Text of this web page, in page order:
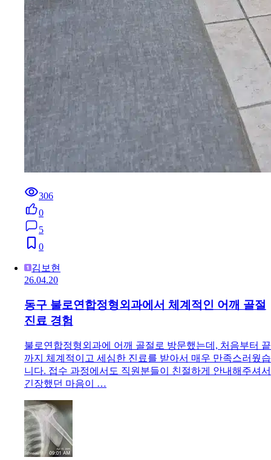
306
0
5
0
김보현
26.04.20
동구 불로연합정형외과에서 체계적인 어깨 골절
진료 경험
불로연합정형외과에 어깨 골절로 방문했는데, 처음부터 끝
까지 체계적이고 세심한 진료를 받아서 매우 만족스러웠습
니다. 접수 과정에서도 직원분들이 친절하게 안내해주셔서
긴장했던 마음이 …